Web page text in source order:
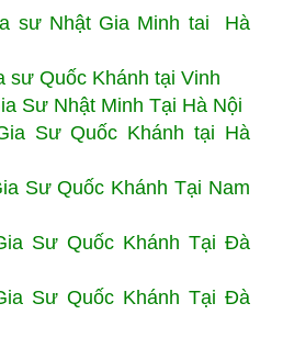
sư Nhật Gia Minh tai Hà
sư Quốc Khánh tại Vinh
Sư Nhật Minh Tại Hà Nội
Sư Quốc Khánh tại Hà
SưQuốc KhánhTại Nam
Sư Quốc Khánh Tại Đà
Sư Quốc Khánh Tại Đà